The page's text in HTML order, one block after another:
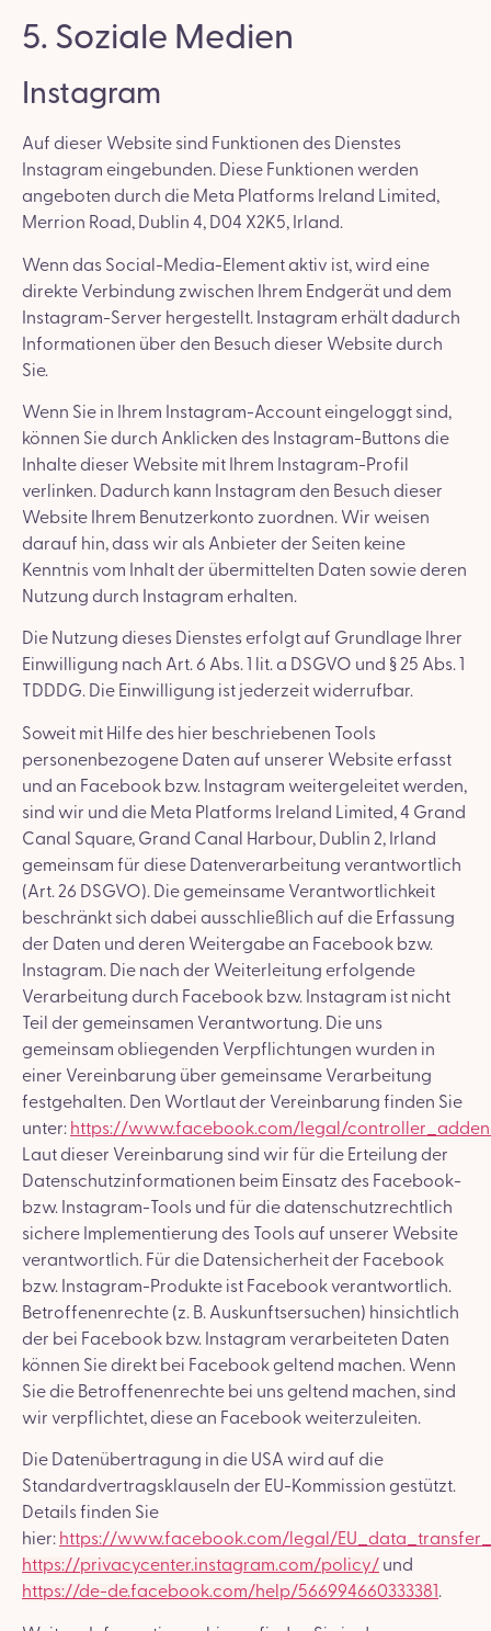
5. Soziale Medien
Instagram
Auf dieser Website sind Funktionen des Dienstes
Instagram eingebunden. Diese Funktionen werden
angeboten durch die Meta Platforms Ireland Limited,
Merrion Road, Dublin 4, D04 X2K5, Irland.
Wenn das Social-Media-Element aktiv ist, wird eine
direkte Verbindung zwischen Ihrem Endgerät und dem
Instagram-Server hergestellt. Instagram erhält dadurch
Informationen über den Besuch dieser Website durch
Sie.
Wenn Sie in Ihrem Instagram-Account eingeloggt sind,
können Sie durch Anklicken des Instagram-Buttons die
Inhalte dieser Website mit Ihrem Instagram-Profil
verlinken. Dadurch kann Instagram den Besuch dieser
Website Ihrem Benutzerkonto zuordnen. Wir weisen
darauf hin, dass wir als Anbieter der Seiten keine
Kenntnis vom Inhalt der übermittelten Daten sowie deren
Nutzung durch Instagram erhalten.
Die Nutzung dieses Dienstes erfolgt auf Grundlage Ihrer
Einwilligung nach Art. 6 Abs. 1 lit. a DSGVO und § 25 Abs. 1
TDDDG. Die Einwilligung ist jederzeit widerrufbar.
Soweit mit Hilfe des hier beschriebenen Tools
personenbezogene Daten auf unserer Website erfasst
und an Facebook bzw. Instagram weitergeleitet werden,
sind wir und die Meta Platforms Ireland Limited, 4 Grand
Canal Square, Grand Canal Harbour, Dublin 2, Irland
gemeinsam für diese Datenverarbeitung verantwortlich
(Art. 26 DSGVO). Die gemeinsame Verantwortlichkeit
beschränkt sich dabei ausschließlich auf die Erfassung
der Daten und deren Weitergabe an Facebook bzw.
Instagram. Die nach der Weiterleitung erfolgende
Verarbeitung durch Facebook bzw. Instagram ist nicht
Teil der gemeinsamen Verantwortung. Die uns
gemeinsam obliegenden Verpflichtungen wurden in
einer Vereinbarung über gemeinsame Verarbeitung
festgehalten. Den Wortlaut der Vereinbarung finden Sie
unter: https://www.facebook.com/legal/
Laut dieser Vereinbarung sind wir für die Erteilung der
Datenschutzinformationen beim Einsatz des Facebook-
bzw. Instagram-Tools und für die datenschutzrechtlich
sichere Implementierung des Tools auf unserer Website
verantwortlich. Für die Datensicherheit der Facebook
bzw. Instagram-Produkte ist Facebook verantwortlich.
Betroffenenrechte (z. B. Auskunftsersuchen) hinsichtlich
der bei Facebook bzw. Instagram verarbeiteten Daten
können Sie direkt bei Facebook geltend machen. Wenn
Sie die Betroffenenrechte bei uns geltend machen, sind
wir verpflichtet, diese an Facebook weiterzuleiten.
Die Datenübertragung in die USA wird auf die
Standardvertragsklauseln der EU-Kommission gestützt.
Details finden Sie
hier: https://www.facebook.com/legal/
https://privacycenter.instagram.com/policy/ und
https://de-de.facebook.com/help/566994660333381.